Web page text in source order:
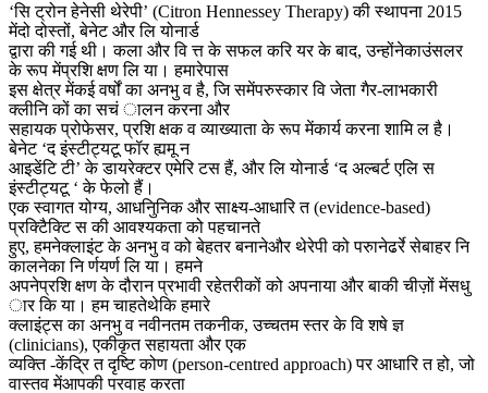
‘सि ट्रोन हेनेसी थेरेपी’ (Citron Hennessey Therapy) की स्थापना 2015
मेंदो दोस्तों, बेनेट और लि योनार्ड
द्वारा की गई थी। कला और वि त्त के सफल करि यर के बाद, उन्होंनेकाउंसलर
के रूप मेंप्रशि क्षण लि या। हमारेपास
इस क्षेत्र मेंकई वर्षों का अनभु व है, जि समेंपरुस्कार वि जेता गैर-लाभकारी
क्लीनि कों का सचं ालन करना और
सहायक प्रोफेसर, प्रशि क्षक व व्याख्याता के रूप मेंकार्य करना शामि ल है।
बेनेट ‘द इंस्टीट्यटू फॉर ह्यमू न
आइडेंटि टी’ के डायरेक्टर एमेरि टस हैं, और लि योनार्ड ‘द अल्बर्ट एलि स
इंस्टीट्यटू ‘ के फेलो हैं।
एक स्वागत योग्य, आधनिुनिक और साक्ष्य-आधारि त (evidence-based)
प्रक्टिैक्टि स की आवश्यकता को पहचानते
हुए, हमनेक्लाइंट के अनभु व को बेहतर बनानेऔर थेरेपी को परुानेढर्रे सेबाहर नि
कालनेका नि र्णयर्ण लि या। हमने
अपनेप्रशि क्षण के दौरान प्रभावी रहेतरीकों को अपनाया और बाकी चीज़ों मेंसधु
ार कि या। हम चाहतेथेकि हमारे
क्लाइंट्स का अनभु व नवीनतम तकनीक, उच्चतम स्तर के वि शषे ज्ञ
(clinicians), एकीकृत सहायता और एक
व्यक्ति -केंद्रि त दृष्टि कोण (person-centred approach) पर आधारि त हो, जो
वास्तव मेंआपकी परवाह करता